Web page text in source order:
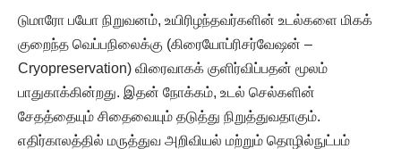
டுமாரோ பயோ நிறுவனம், உயிரிழந்தவர்களின் உடல்களை மிகக்
குறைந்த வெப்பநிலைக்கு (கிரையோப்ரிசர்வேஷன் –
Cryopreservation) விரைவாகக் குளிர்விப்பதன் மூலம்
பாதுகாக்கின்றது. இதன் நோக்கம், உடல் செல்களின்
சேதத்தையும் சிதைவையும் தடுத்து நிறுத்துவதாகும்.
எதிர்காலத்தில் மருத்துவ அறிவியல் மற்றும் தொழில்நுட்பம்